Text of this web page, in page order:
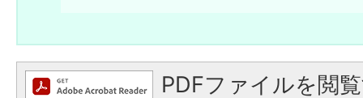
PDFファイルを閲